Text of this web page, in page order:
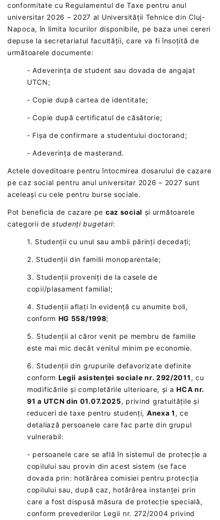
conformitate cu Regulamentul de Taxe pentru anul
universitar 2026 – 2027 al Universității Tehnice din Cluj-
Napoca, în limita locurilor disponibile, pe baza unei cereri
depuse la secretariatul facultății, care va fi însoțită de
următoarele documente:
- Adeverința de student sau dovada de angajat
UTCN;
- Copie după cartea de identitate;
- Copie după certificatul de căsătorie;
- Fișa de confirmare a studentului doctorand;
- Adeverința de masterand.
Actele doveditoare pentru întocmirea dosarului de cazare
pe caz social pentru anul universitar 2026 – 2027 sunt
aceleași cu cele pentru burse sociale.
Pot beneficia de cazare pe caz social și următoarele
categorii destudenți bugetari:
1. Studenții cu unul sau ambii părinți decedați;
2. Studenții din familii monoparentale;
3. Studenții proveniți de la casele de
copii/plasament familial;
4. Studenții aflați în evidență cu anumite boli,
conform HG 558/1998;
5. Studenții al căror venit pe membru de familie
este mai mic decât venitul minim pe economie.
6. Studenții din grupurile defavorizate definite
conform Legii asistenței sociale nr. 292/2011, cu
modificările și completările ulterioare, și aHCA nr.
91 a UTCN din 01.07.2025, privind gratuitățile și
reduceri de taxe pentru studenți, Anexa 1, ce
detaliază persoanele care fac parte din grupul
vulnerabil:
- persoanele care se află în sistemul de protecție a
copilului sau provin din acest sistem (se face
dovada prin: hotărârea comisiei pentru protecția
copilului sau, după caz, hotărârea instanței prin
care a fost dispusă măsura de protecție specială,
conform prevederilor Legii nr. 272/2004 privind